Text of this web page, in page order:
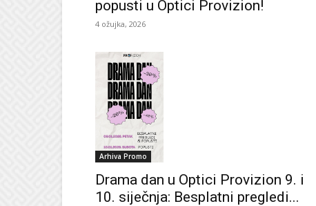
popusti u Optici Provizion!
4 ožujka, 2026
Arhiva Promo
Drama dan u Optici Provizion 9. i
10. siječnja: Besplatni pregledi...